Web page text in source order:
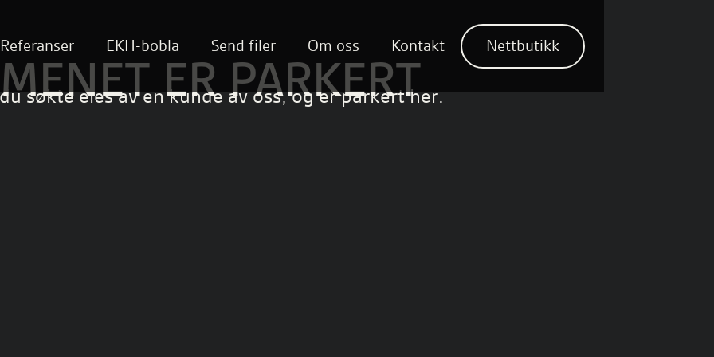
Referanser EKH-bobla Send filer Om oss Kontakt Nettbutikk
ER PARKERT
søkte eies av en kunde av oss, og er parkert her.